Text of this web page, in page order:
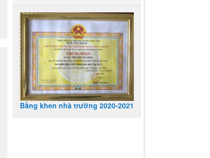
Bằng khen nhà trường 2020-2021